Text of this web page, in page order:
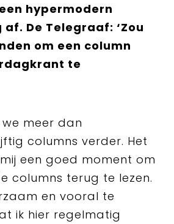
hypermodern
De Telegraaf: ‘Zou
om een column
te
meer dan
columns verder. Het
een goed moment om
columns terug te lezen.
en vooral te
ik hier regelmatig